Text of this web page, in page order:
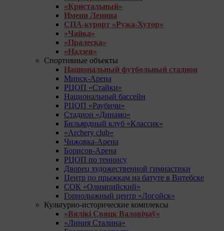
«Кристальный»
Имени Ленина
СПА-курорт «Ружа-Хутор»
«Чайка»
«Пралеска»
«Надзея»
Спортивные объекты
Национальный футбольный стадион
Минск-Арена
РЦОП «Стайки»
Национальный бассейн
РЦОП «Раубичи»
Стадион «Динамо»
Бильярдный клуб «Классик»
«Archery club»
Чижовка-Арена
Борисов-Арена
РЦОП по теннису
Дворец художественной гимнастики
Центр по прыжкам на батуте в Витебске
СОК «Олимпийский»
Горнолыжный центр «Логойск»
Культурно-исторические комплексы
«Вялікі Свяцк Валовічаў»
«Линия Сталина»